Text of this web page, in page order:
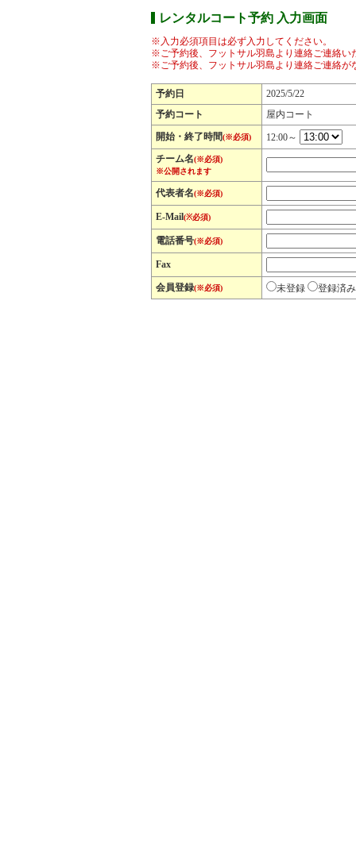
レンタルコート予約 入力画面
※入力必須項目は必ず入力してください。
※ご予約後、フットサル羽島より連絡ご連絡い
※ご予約後、フットサル羽島より連絡ご連絡が
予約日
2025/5/22
予約コート
屋内コート
開始・終了時間(※必須)
12:00～
チーム名(※必須)
※公開されます
代表者名(※必須)
E-Mail(※必須)
電話番号(※必須)
Fax
会員登録(※必須) 未登録 登録済み